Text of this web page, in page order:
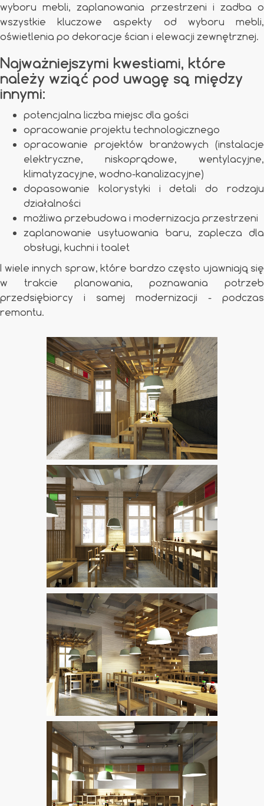
wyboru mebli, zaplanowania przestrzeni i zadba o
wszystkie kluczowe aspekty od wyboru mebli,
oświetlenia po dekoracje ścian i elewacji zewnętrznej.
Najważniejszymi kwestiami, które
należy wziąć pod uwagę są między
innymi:
potencjalna liczba miejsc dla gości
opracowanie projektu technologicznego
opracowanie projektów branżowych (instalacje
elektryczne, niskoprądowe, wentylacyjne,
klimatyzacyjne, wodno-kanalizacyjne)
dopasowanie kolorystyki i detali do rodzaju
działalności
możliwa przebudowa i modernizacja przestrzeni
zaplanowanie usytuowania baru, zaplecza dla
obsługi, kuchni i toalet
I wiele innych spraw, które bardzo często ujawniają się
w trakcie planowania, poznawania potrzeb
przedsiębiorcy i samej modernizacji - podczas
remontu.